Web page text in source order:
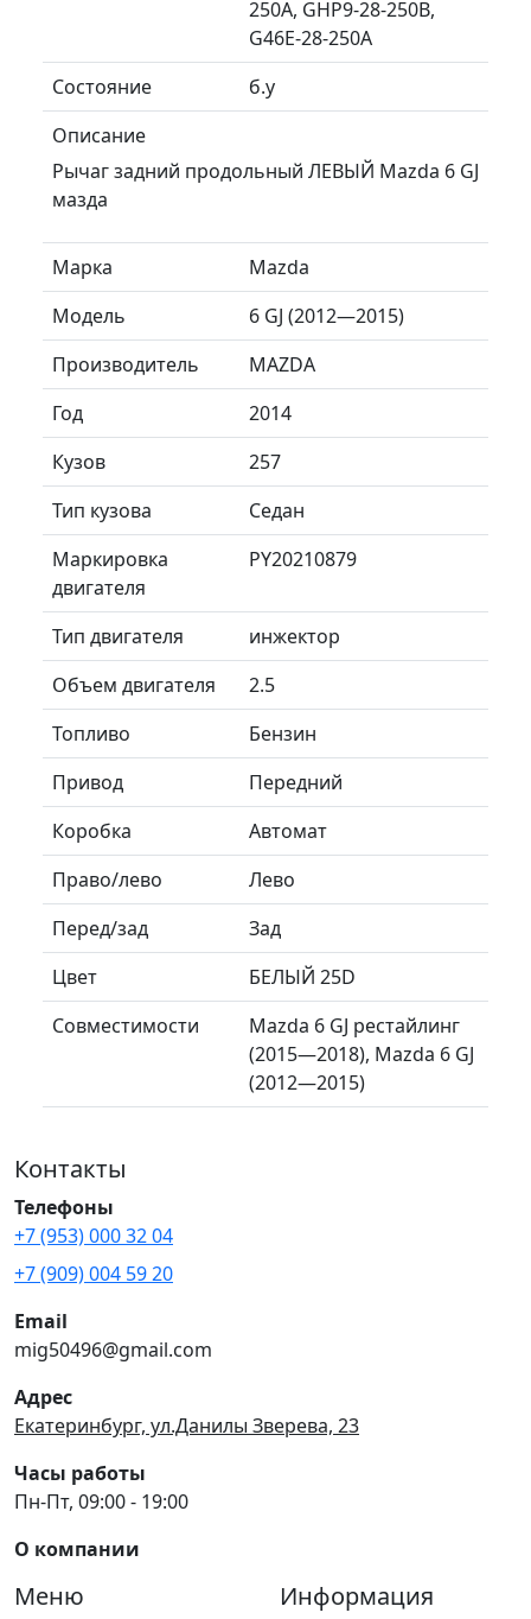
250A, GHP9-28-250B,
G46E-28-250A
Состояние
б.у
Описание
Рычаг задний продольный ЛЕВЫЙ Mazda 6 GJ
мазда
Марка
Mazda
Модель
6 GJ (2012—2015)
Производитель
MAZDA
Год
2014
Кузов
257
Тип кузова
Седан
Маркировка
двигателя
PY20210879
Тип двигателя
инжектор
Объем двигателя
2.5
Топливо
Бензин
Привод
Передний
Коробка
Автомат
Право/лево
Лево
Перед/зад
Зад
Цвет
БЕЛЫЙ 25D
Совместимости
Mazda 6 GJ рестайлинг
(2015—2018), Mazda 6 GJ
(2012—2015)
Контакты
Телефоны
+7 (953) 000 32 04
+7 (909) 004 59 20
Email
mig50496@gmail.com
Адрес
Екатеринбург, ул.Данилы Зверева, 23
Часы работы
Пн-Пт, 09:00 - 19:00
О компании
Меню Информация